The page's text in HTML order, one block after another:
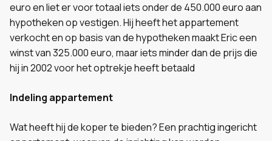
euro en liet er voor totaal iets onder de 450.000 euro aan
hypotheken op vestigen. Hij heeft het appartement
verkocht en op basis van de hypotheken maakt Eric een
winst van 325.000 euro, maar iets minder dan de prijs die
hij in 2002 voor het optrekje heeft betaald
Indeling appartement
Wat heeft hij de koper te bieden? Een prachtig ingericht